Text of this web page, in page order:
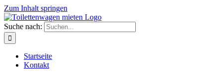
Zum Inhalt springen
Suche nach:
Startseite
Kontakt